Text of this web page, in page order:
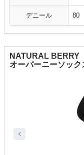
デニール 80
NATURAL BERRY
オーバーニーソック